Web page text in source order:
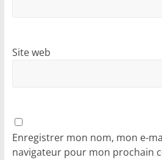
Site web
Enregistrer mon nom, mon e-
navigateur pour mon prochain